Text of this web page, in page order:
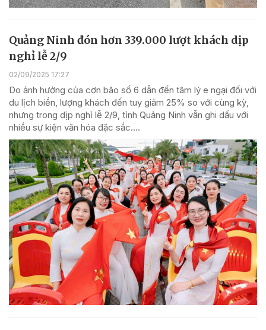
Quảng Ninh đón hơn 339.000 lượt khách dịp
nghỉ lễ 2/9
02/09/2025 17:27
Do ảnh hưởng của cơn bão số 6 dẫn đến tâm lý e ngại đối với
du lịch biển, lượng khách đến tuy giảm 25% so với cùng kỳ,
nhưng trong dịp nghỉ lễ 2/9, tỉnh Quảng Ninh vẫn ghi dấu với
nhiều sự kiện văn hóa đặc sắc....